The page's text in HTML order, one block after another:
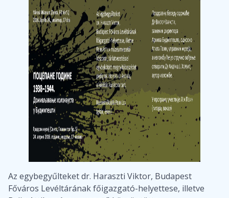
Az egybegyűlteket dr. Haraszti Viktor, Budapest
Főváros Levéltárának főigazgató-helyettese, illetve